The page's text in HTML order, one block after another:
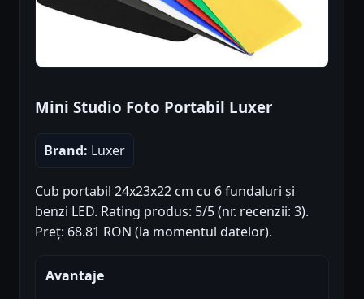
Mini Studio Foto Portabil Luxer
Brand: Luxer
Cub portabil 24x23x22 cm cu 6 fundaluri și
benzi LED. Rating produs: 5/5 (nr. recenzii: 3).
Preț: 68.81 RON (la momentul datelor).
Avantaje